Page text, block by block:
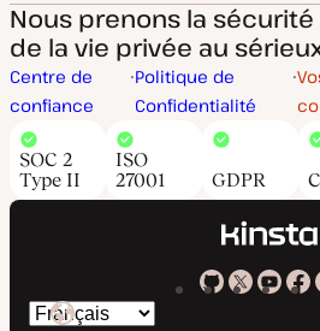
Nous prenons la
de la vie privée au
Centre de
confiance
Politique de
Confidentialité
SOC 2
Type II
ISO
27001
GDPR
KinstaKinsta
Changer